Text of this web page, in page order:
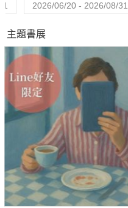
2026/06/20 - 2026/08/31
主題書展